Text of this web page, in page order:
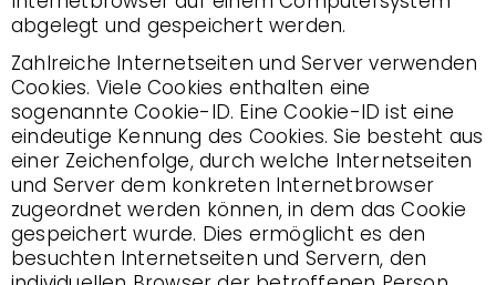
abgelegt und gespeichert werden.
Zahlreiche Internetseiten und Server verwenden
Cookies. Viele Cookies enthalten eine
sogenannte Cookie-ID. Eine Cookie-ID ist eine
eindeutige Kennung des Cookies. Sie besteht aus
einer Zeichenfolge, durch welche Internetseiten
und Server dem konkreten Internetbrowser
zugeordnet werden können, in dem das Cookie
gespeichert wurde. Dies ermöglicht es den
besuchten Internetseiten und Servern, den